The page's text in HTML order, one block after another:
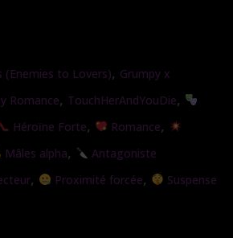
(Enemies to Lovers), Grumpy x
Romance, TouchHerAndYouDie,
Héroïne Forte, Romance,
Mâles alpha,
Antagoniste
, Proximité forcée,
Suspense